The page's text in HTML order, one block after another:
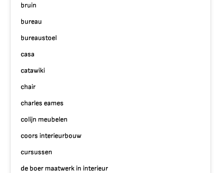
bruin
bureau
bureaustoel
casa
catawiki
chair
charles eames
colijn meubelen
coors interieurbouw
cursussen
de boer maatwerk in interieur